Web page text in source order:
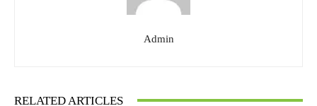
Admin
RELATED ARTICLES